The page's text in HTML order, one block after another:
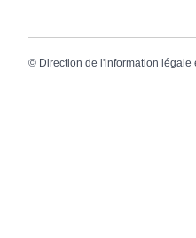
© Direction de l'information légale